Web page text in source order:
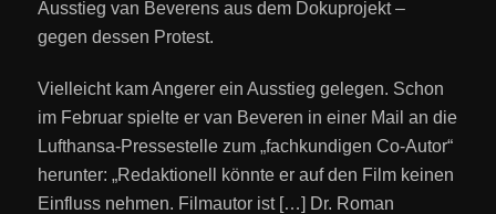
Ausstieg van Beverens aus dem Dokuprojekt –
gegen dessen Protest.
Vielleicht kam Angerer ein Ausstieg gelegen. Schon
im Februar spielte er van Beveren in einer Mail an die
Lufthansa-Pressestelle zum „fachkundigen Co-Autor“
herunter: „Redaktionell könnte er auf den Film keinen
Einfluss nehmen. Filmautor ist […] Dr. Roman